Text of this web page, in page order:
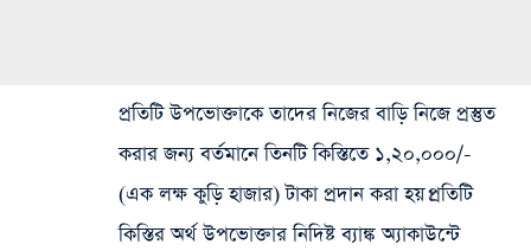
প্রতিটি উপভোক্তাকে তাদের নিজের বাড়ি নিজে প্রস্তুত
করার জন্য বর্তমানে তিনটি কিস্তিতে ১,২০,০০০/-
(এক লক্ষ কুড়ি হাজার) টাকা প্রদান করা হয়।প্রতিটি
কিস্তির অর্থ উপভোক্তার নিদিষ্ট ব্যাঙ্ক অ্যাকাউন্টে